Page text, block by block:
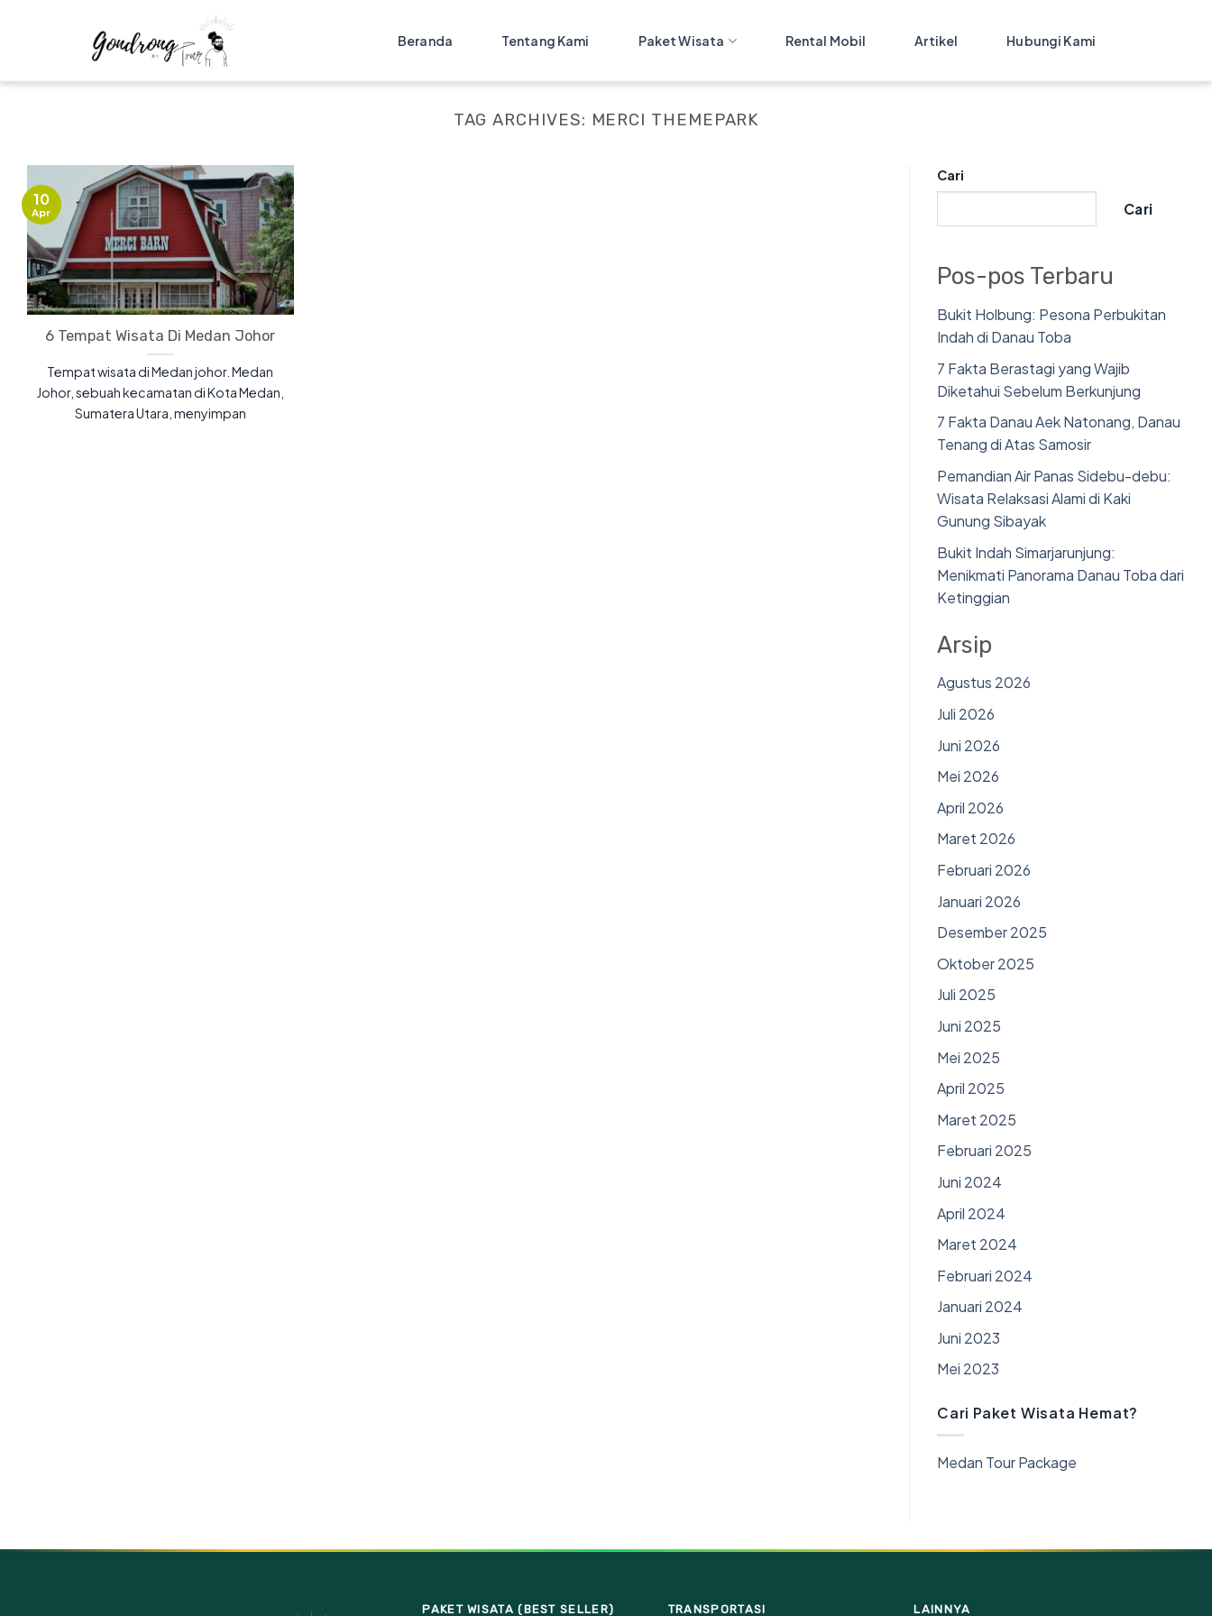
Beranda Tentang Kami Paket Wisata Rental Mobil Artikel Hubungi Kami
TAG ARCHIVES: MERCI THEMEPARK
6 Tempat Wisata Di Medan Johor
Tempat wisata di Medan johor. Medan
Johor, sebuah kecamatan di Kota Medan,
Sumatera Utara, menyimpan
10
Apr
Cari
Cari
Pos-pos Terbaru
Bukit Holbung: Pesona Perbukitan
Indah di Danau Toba
7 Fakta Berastagi yang Wajib
Diketahui Sebelum Berkunjung
7 Fakta Danau Aek Natonang, Danau
Tenang di Atas Samosir
Pemandian Air Panas Sidebu-debu:
Wisata Relaksasi Alami di Kaki
Gunung Sibayak
Bukit Indah Simarjarunjung:
Menikmati Panorama Danau Toba dari
Ketinggian
Arsip
Agustus 2026
Juli 2026
Juni 2026
Mei 2026
April 2026
Maret 2026
Februari 2026
Januari 2026
Desember 2025
Oktober 2025
Juli 2025
Juni 2025
Mei 2025
April 2025
Maret 2025
Februari 2025
Juni 2024
April 2024
Maret 2024
Februari 2024
Januari 2024
Juni 2023
Mei 2023
Cari Paket Wisata Hemat?
Medan Tour Package
PAKET WISATA (BEST SELLER) TRANSPORTASI LAINNYA